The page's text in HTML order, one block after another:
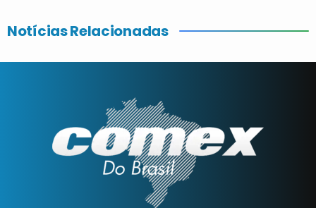
Notícias Relacionadas